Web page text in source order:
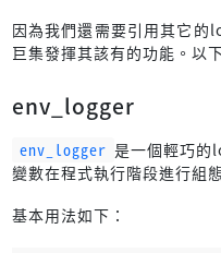
因為我們還需要引用其它
巨集發揮其該有的功能。以
env_logger
env_logger 是一個輕巧的
變數在程式執行階段進行組
基本用法如下：